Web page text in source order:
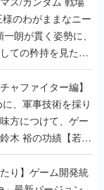
のわがままなニー
朗が貫く姿勢に、
ての矜持を見た
ャファイター編】
に、軍事技術を採り
方につけて、ゲー
木 裕の功績【若ゲ
り】ゲーム開発統